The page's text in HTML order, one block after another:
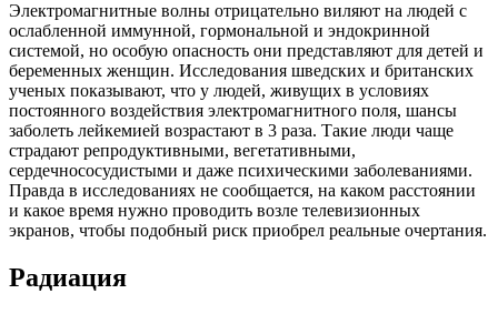
Электромагнитные волны отрицательно виляют на людей с
ослабленной иммунной, гормональной и эндокринной
системой, но особую опасность они представляют для детей и
беременных женщин. Исследования шведских и британских
ученых показывают, что у людей, живущих в условиях
постоянного воздействия электромагнитного поля, шансы
заболеть лейкемией возрастают в 3 раза. Такие люди чаще
страдают репродуктивными, вегетативными,
сердечнососудистыми и даже психическими заболеваниями.
Правда в исследованиях не сообщается, на каком расстоянии
и какое время нужно проводить возле телевизионных
экранов, чтобы подобный риск приобрел реальные очертания.
Радиация